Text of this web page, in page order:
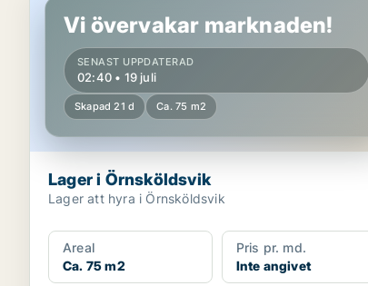
Vi övervakar marknaden!
SENAST UPPDATERAD
02:40 • 19 juli
Skapad 21 d Ca. 75 m2
Lager i Örnsköldsvik
Lager att hyra i Örnsköldsvik
Areal
Ca. 75 m2
Pris pr. md.
Inte angivet